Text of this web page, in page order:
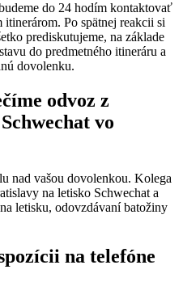
do 24 hodím kontaktovať
Po spätnej reakcii si
prediskutujeme, na základe
do predmetného itineráru a
dovolenku.
odvoz z
vo
nad vašou dovolenkou. Kolega
na letisko Schwechat a
letisku, odovzdávaní batožiny
na telefóne